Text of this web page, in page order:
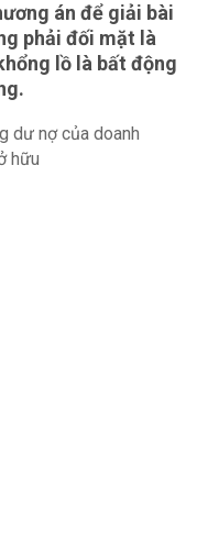
án để giải bài
phải đối mặt là
lồ là bất động
dư nợ của doanh
hữu